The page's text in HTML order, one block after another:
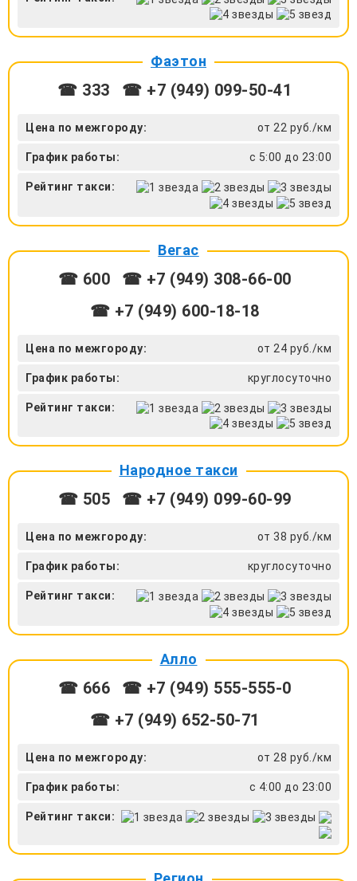
Фаэтон
☎ 333 ☎ +7 (949) 099-50-41
Цена по межгороду: от 22 руб./км
График работы: с 5:00 до 23:00
Рейтинг такси:
Вегас
☎ 600
☎ +7 (949) 308-66-00
☎ +7 (949) 600-18-18
Цена по межгороду: от 24 руб./км
График работы: круглосуточно
Рейтинг такси:
Народное такси
☎ 505 ☎ +7 (949) 099-60-99
Цена по межгороду: от 38 руб./км
График работы: круглосуточно
Рейтинг такси:
Алло
☎ 666
☎ +7 (949) 555-555-0
☎ +7 (949) 652-50-71
Цена по межгороду: от 28 руб./км
График работы: с 4:00 до 23:00
Рейтинг такси: